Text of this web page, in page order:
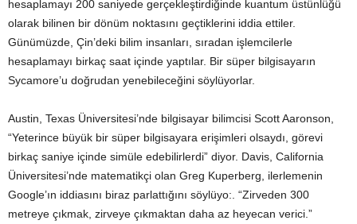
hesaplamayı 200 saniyede gerçekleştirdiğinde kuantum üstünlüğü
olarak bilinen bir dönüm noktasını geçtiklerini iddia ettiler.
Günümüzde, Çin’deki bilim insanları, sıradan işlemcilerle
hesaplamayı birkaç saat içinde yaptılar. Bir süper bilgisayarın
Sycamore’u doğrudan yenebileceğini söylüyorlar.
Austin, Texas Üniversitesi’nde bilgisayar bilimcisi Scott Aaronson,
“Yeterince büyük bir süper bilgisayara erişimleri olsaydı, görevi
birkaç saniye içinde simüle edebilirlerdi” diyor. Davis, California
Üniversitesi’nde matematikçi olan Greg Kuperberg, ilerlemenin
Google’ın iddiasını biraz parlattığını söylüyo:. “Zirveden 300
metreye çıkmak, zirveye çıkmaktan daha az heyecan verici.”